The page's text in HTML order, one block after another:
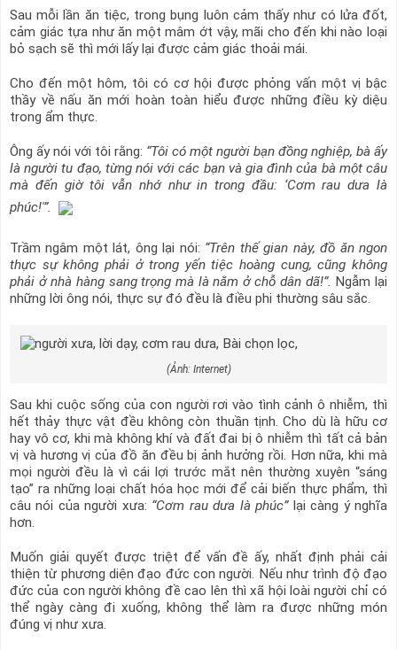
Sau mỗi lần ăn tiệc, trong bụng luôn cảm thấy như có lửa đốt,
cảm giác tựa như ăn một mâm ớt vậy, mãi cho đến khi nào loại
bỏ sạch sẽ thì mới lấy lại được cảm giác thoải mái.
Cho đến một hôm, tôi có cơ hội được phỏng vấn một vị bậc
thầy về nấu ăn mới hoàn toàn hiểu được những điều kỳ diệu
trong ẩm thực.
Ông ấy nói với tôi rằng: “Tôi có một người bạn đồng nghiệp, bà ấy
là người tu đạo, từng nói với các bạn và gia đình của bà một câu
mà đến giờ tôi vẫn nhớ như in trong đầu: ‘Cơm rau dưa là
phúc!'”.
Trầm ngâm một lát, ông lại nói: “Trên thế gian này, đồ ăn ngon
thực sự không phải ở trong yến tiệc hoàng cung, cũng không
phải ở nhà hàng sang trọng mà là nằm ở chỗ dân dã!”. Ngẫm lại
những lời ông nói, thực sự đó đều là điều phi thường sâu sắc.
(Ảnh: Internet)
Sau khi cuộc sống của con người rơi vào tình cảnh ô nhiễm, thì
hết thảy thực vật đều không còn thuần tịnh. Cho dù là hữu cơ
hay vô cơ, khi mà không khí và đất đai bị ô nhiễm thì tất cả bản
vị và hương vị của đồ ăn đều bị ảnh hưởng rồi. Hơn nữa, khi mà
mọi người đều là vì cái lợi trước mắt nên thường xuyên “sáng
tạo” ra những loại chất hóa học mới để cải biến thực phẩm, thì
câu nói của người xưa: “Cơm rau dưa là phúc”lại càng ý nghĩa
hơn.
Muốn giải quyết được triệt để vấn đề ấy, nhất định phải cải
thiện từ phương diện đạo đức con người. Nếu như trình độ đạo
đức của con người không đề cao lên thì xã hội loài người chỉ có
thể ngày càng đi xuống, không thể làm ra được những món
đúng vị như xưa.